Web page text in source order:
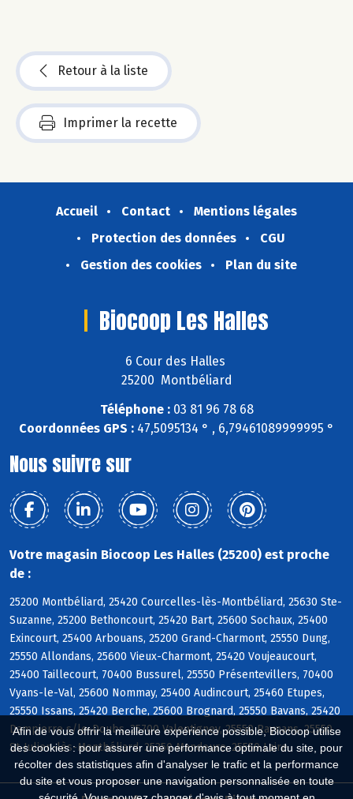
Afin de vous offrir la meilleure expérience possible, Biocoop utilise
des cookies : pour assurer une performance optimale du site, pour
récolter des statistiques afin d'analyser le trafic et la performance
du site et vous proposer une navigation personnalisée en toute
Retour à la liste
Imprimer la recette
Accueil Contact
Mentions légales
Protection des données
CGU
Gestion des cookies
Plan du site
Biocoop Les Halles
6 Cour des Halles
25200 Montbéliard
Téléphone :03 81 96 78 68
Coordonnées GPS : 47,5095134 ° , 6,79461089999995 °
Nous suivre sur
Votre magasin Biocoop Les Halles (25200) est proche
de :
25200 Montbéliard, 25420 Courcelles-lès-Montbéliard, 25630 Ste-
Suzanne, 25200 Bethoncourt, 25420 Bart, 25600 Sochaux, 25400
Exincourt, 25400 Arbouans, 25200 Grand-Charmont, 25550 Dung,
25550 Allondans, 25600 Vieux-Charmont, 25420 Voujeaucourt,
25400 Taillecourt, 70400 Bussurel, 25550 Présentevillers, 70400
Vyans-le-Val, 25600 Nommay, 25400 Audincourt, 25460 Etupes,
25550 Issans, 25420 Berche, 25600 Brognard, 25550 Bavans, 25420
Dampierre s/le-Doubs, 25700 Valentigney, 25550 Raynans, 25550
St-Julien-lès-Montbéliard, 25350 Mandeure, 25550 Laire